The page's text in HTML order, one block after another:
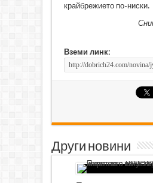
крайбрежието по-ниски.
Вземи линк:
Други новини